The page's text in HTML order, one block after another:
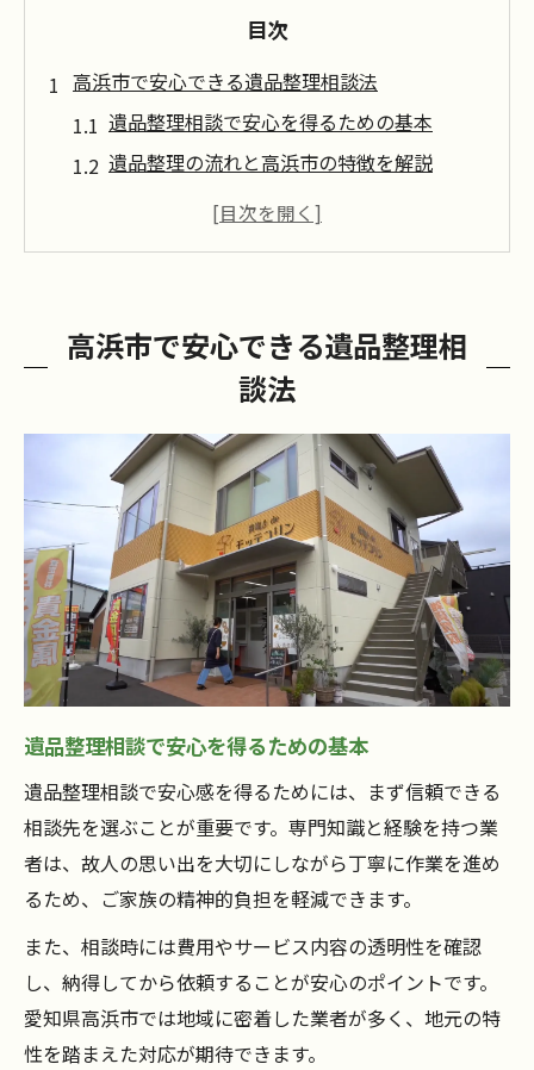
目次
高浜市で安心できる遺品整理相談法
遺品整理相談で安心を得るための基本
遺品整理の流れと高浜市の特徴を解説
初めての遺品整理相談で気をつけたい点
遺品整理に悩む方へ愛知県高浜市の指針
遺品整理で悩んだ時の高浜市の相談手順
遺品整理の進め方で失敗しないための指針
高浜市で遺品整理に強い相談先の選び方
遺品整理の不安を解消する具体的なアドバ
イス
高浜市で遺品整理を納得して進める方法
家族の心に寄り添う遺品整理の進め方
家族に配慮した遺品整理の進め方のコツ
家族と相談しながら進める遺品整理の流れ
遺品整理が家族の絆を深める理由とポイン
ト
遺品整理で大切にしたい家族の想い
遠方からも安心の遺品整理サポート術
遠方からの遺品整理相談で安心する方法
遺品整理を遠隔で進める際の注意点と流れ
高浜市で遠方依頼者向け遺品整理サポート
高浜市で安心できる遺品整理相
談法
遺品整理相談で安心を得るための基本
遺品整理相談で安心感を得るためには、まず信頼できる
相談先を選ぶことが重要です。専門知識と経験を持つ業
者は、故人の思い出を大切にしながら丁寧に作業を進め
るため、ご家族の精神的負担を軽減できます。
また、相談時には費用やサービス内容の透明性を確認
し、納得してから依頼することが安心のポイントです。
愛知県高浜市では地域に密着した業者が多く、地元の特
性を踏まえた対応が期待できます。